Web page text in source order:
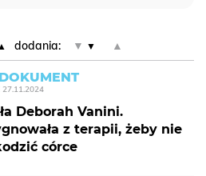
dodania: ▼ ▲
27.11.2024
Deborah Vanini.
z terapii, żeby nie
córce